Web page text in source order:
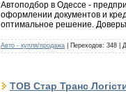
Автоподбор в Одессе -
оформлении документов и
оптимальное решение.
Авто - купля/продажа | Переходов: 348 |
ТОВ Стар Транс